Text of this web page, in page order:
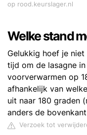
op rood.keurslager.nl
Welke stand
Gelukkig hoef je
tijd om de lasagne
voorverwarmen op
afhankelijk van
uit naar 180 graden
anders de
Verzoek tot